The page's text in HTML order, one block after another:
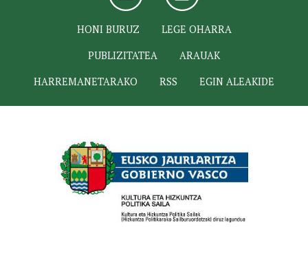
HONI BURUZ
LEGE OHARRA
PUBLIZITATEA
ARAUAK
HARREMANETARAKO
RSS EGIN ALEAKIDE